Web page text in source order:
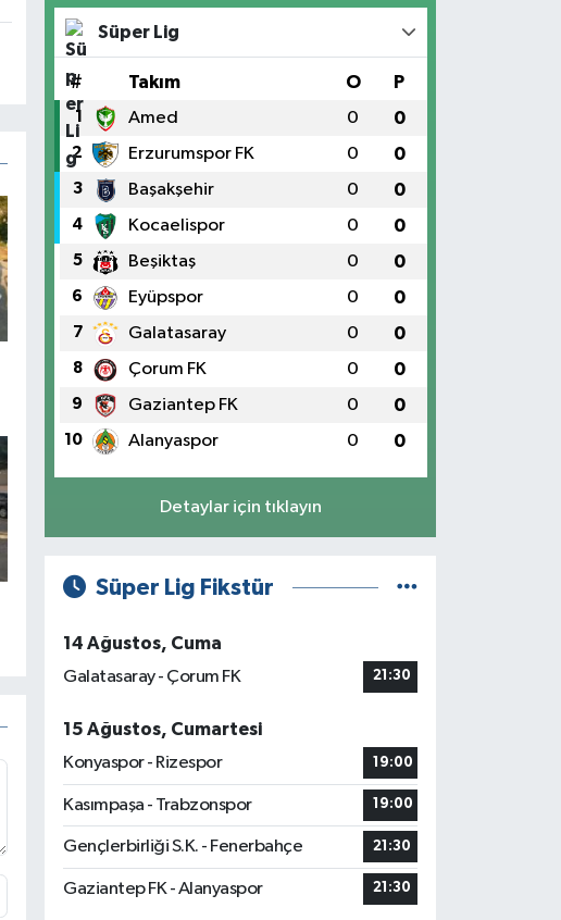
Süper Lig
# Takım O P
1 Amed 0 0
2 Erzurumspor FK 0 0
3 Başakşehir 0 0
4 Kocaelispor 0 0
5 Beşiktaş 0 0
6 Eyüpspor 0 0
7 Galatasaray 0 0
8 Çorum FK 0 0
9 Gaziantep FK 0 0
10 Alanyaspor 0 0
Detaylar için tıklayın
Süper Lig Fikstür
14 Ağustos, Cuma
Galatasaray - Çorum FK
21:30
15 Ağustos, Cumartesi
Konyaspor - Rizespor
19:00
Kasımpaşa - Trabzonspor 19:00
Gençlerbirliği S.K. - Fenerbahçe 21:30
Gaziantep FK - Alanyaspor 21:30